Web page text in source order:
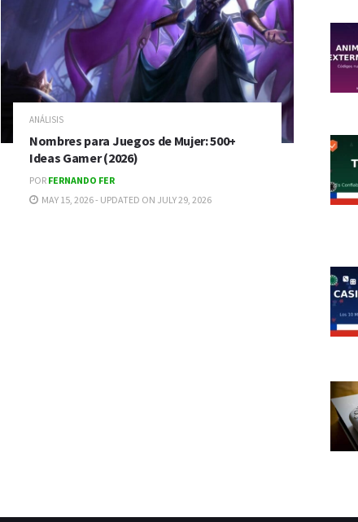
ANÁLISIS
Nombres para Juegos de Mujer: 500+
Ideas Gamer (2026)
POR FERNANDO FER
MAY 15, 2026 - UPDATED ON JULY 29, 2026